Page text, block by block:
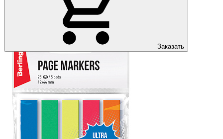
Заказать